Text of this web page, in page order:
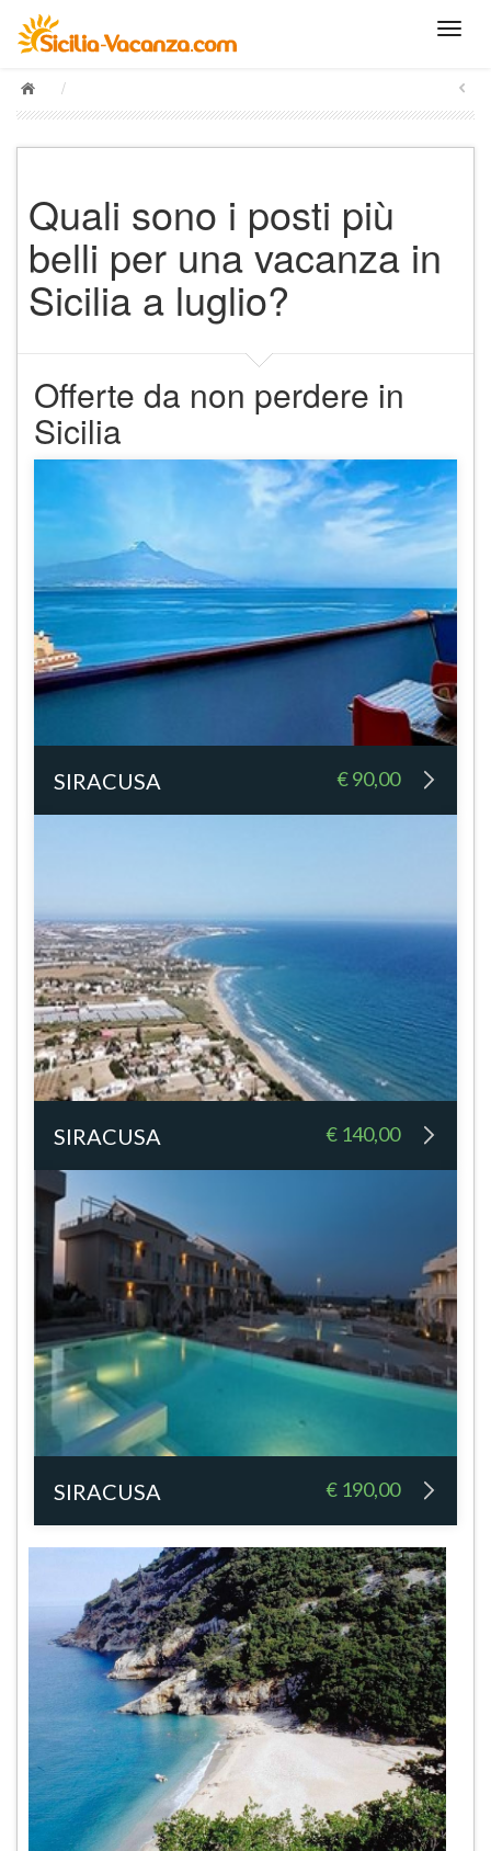
/
Quali sono i posti più
belli per una vacanza in
Sicilia a luglio?
Offerte da non perdere in
Sicilia
SIRACUSA € 90,00
SIRACUSA € 140,00
SIRACUSA € 190,00